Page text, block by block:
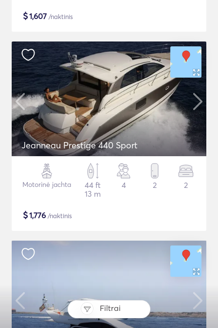
Filtrai
$1,607 /naktinis
Jeanneau Prestige 440 Sport
Motorinė jachta
44 ft
13 m
4 2 2
$1,776 /naktinis